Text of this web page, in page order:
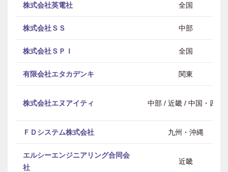
株式会社英電社 全国
株式会社ＳＳ 中部
株式会社ＳＰＩ 全国
有限会社エタカデンキ 関東
株式会社エヌアイティ 中部 / 近畿 / 中国・四国
ＦＤシステム株式会社 九州・沖縄
エルシーエンジニアリング合同会
社
近畿